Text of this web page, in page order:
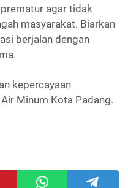
agar tidak
masyarakat. Biarkan
berjalan dengan
kepercayaan
Minum Kota Padang.